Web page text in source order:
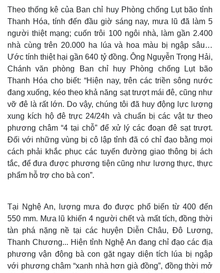
Theo thống kê của Ban chỉ huy Phòng chống Lụt bão tỉnh
Thanh Hóa, tính đến đầu giờ sáng nay, mưa lũ đã làm 5
người thiệt mạng; cuốn trôi 100 ngôi nhà, làm gần 2.400
nhà cùng trên 20.000 ha lúa và hoa màu bị ngập sâu…
Ước tính thiệt hại gần 640 tỷ đồng. Ông Nguyễn Trọng Hải,
Chánh văn phòng Ban chỉ huy Phòng chống Lụt bão
Thanh Hóa cho biết: “Hiện nay, trên các triền sông nước
đang xuống, kéo theo khả năng sạt trượt mái đê, cũng như
vỡ đê là rất lớn. Do vậy, chúng tôi đã huy động lực lượng
xung kích hộ đê trực 24/24h và chuẩn bị các vật tư theo
phương châm “4 tại chỗ” để xử lý các đoạn đê sạt trượt.
Đối với những vùng bị cô lập tỉnh đã có chỉ đạo bằng mọi
cách phải khắc phục các tuyến đường giao thông bị ách
tắc, để đưa được phương tiện cũng như lương thực, thực
phẩm hỗ trợ cho bà con”.
Tại Nghệ An, lượng mưa đo được phổ biến từ 400 đến
550 mm. Mưa lũ khiến 4 người chết và mất tích, đồng thời
tàn phá nặng nề tại các huyện Diễn Châu, Đô Lương,
Thanh Chương... Hiện tỉnh Nghệ An đang chỉ đạo các địa
phương vận động bà con gặt ngay diện tích lúa bị ngập
với phương châm “xanh nhà hơn già đồng”, đồng thời mở